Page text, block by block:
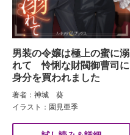
男装の令嬢は極上の蜜に溺
れて 怜悧な財閥御曹司に
身分を買われました
著者：神城 葵
イラスト：園見亜季